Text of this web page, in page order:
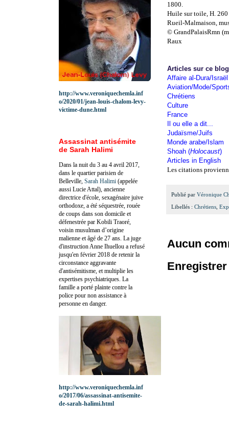
1800.
Huile sur toile, H.
Rueil-Malmaison,
© GrandPalaisRmn
Raux
Articles sur ce
Affaire al-Dura/Israël
Aviation/Mode/
Chrétiens
Culture
France
Il ou elle a dit...
Judaïsme/Juifs
Monde arabe/Islam
Shoah (Holocaust)
Articles in English
Les citations
Publié par Véronique
Libellés : Chrétiens,
Aucun
http://www.veroniquechemla.inf
o/2020/01/jean-louis-chalom-levy-
victime-dune.html
Assassinat antisémite
de Sarah Halimi
Dans la nuit du 3 au 4 avril 2017,
dans le quartier parisien de
Belleville, Sarah Halimi (appelée
aussi Lucie Attal), ancienne
directrice d'école, sexagénaire juive
orthodoxe, a été séquestrée, rouée
de coups dans son domicile et
défenestrée par Kobili Traoré,
voisin musulman d’origine
malienne et âgé de 27 ans. La juge
d'instruction Anne Ihuellou a refusé
jusqu'en février 2018 de retenir la
circonstance aggravante
d'antisémitisme, et multiplie les
expertises psychiatriques. La
famille a porté plainte contre la
police pour non assistance à
personne en danger.
http://www.veroniquechemla.inf
o/2017/06/assassinat-antisemite-
de-sarah-halimi.html